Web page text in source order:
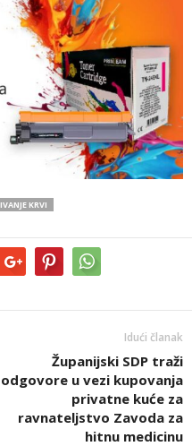
KRVI
Idući članak
Županijski SDP traži
odgovore u vezi kupovanja
privatne kuće za
ravnateljstvo Zavoda za
hitnu medicinu